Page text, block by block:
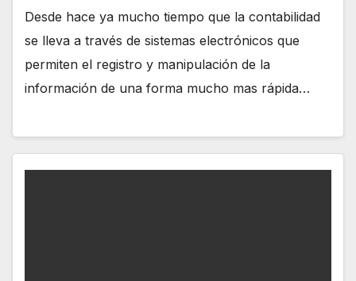
Desde hace ya mucho tiempo que la contabilidad
se lleva a través de sistemas electrónicos que
permiten el registro y manipulación de la
información de una forma mucho mas rápida…